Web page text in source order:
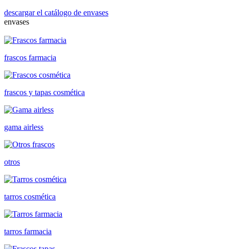
descargar el catálogo de envases
envases
frascos farmacia
frascos y tapas cosmética
gama airless
otros
tarros cosmética
tarros farmacia